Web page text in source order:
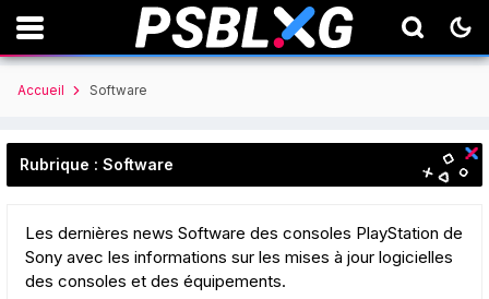
Accueil Software
Rubrique : Software
Les dernières news Software des consoles PlayStation de
Sony avec les informations sur les mises à jour logicielles
des consoles et des équipements.